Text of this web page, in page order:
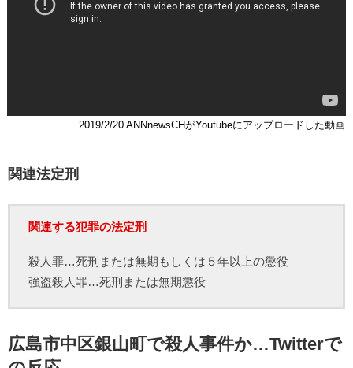
2019/2/20 ANNnewsCHがYoutubeにアップロードした動画
関連法定刑
関連する犯罪の法定刑
殺人罪…死刑または無期もしくは５年以上の懲役
強盗殺人罪…死刑または無期懲役
広島市中区銀山町で殺人事件か…Twitterで